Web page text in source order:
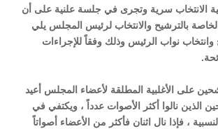
الانتخاب سرية وتجرى في جلسة علنية على أن
الخاصة بالترشيح والانتخاب لرئيس المجلس يلي
نواب الرئيس وذلك وفقاً للإجراءات
على الأغلبية المطلقة لأعضاء المجلس أعيد
الذين نالوا أكثر الأصوات عدداً ، ويكتفي في
، فإذا نال اثنان فأكثر من الأعضاء أصواتاً